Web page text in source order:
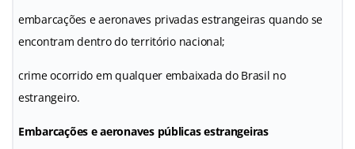
embarcações e aeronaves privadas estrangeiras quando se
encontram dentro do território nacional;
crime ocorrido em qualquer embaixada do Brasil no
estrangeiro.
Embarcações e aeronaves públicas estrangeiras